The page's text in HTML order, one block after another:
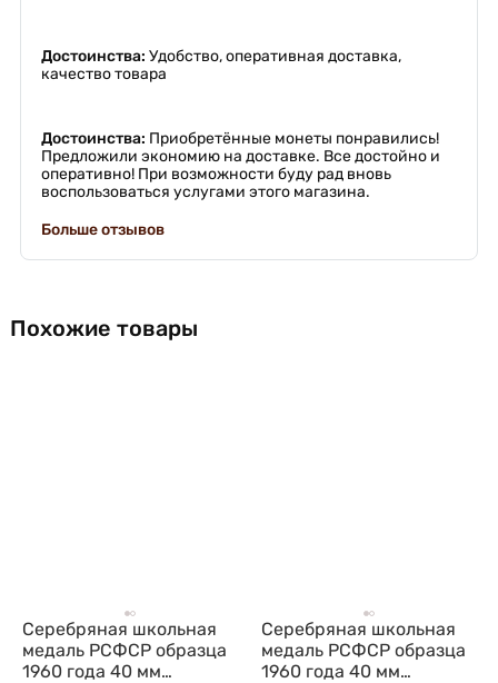
Достоинства: Удобство, оперативная доставка,
качество товара
Достоинства: Приобретённые монеты понравились!
Предложили экономию на доставке. Все достойно и
оперативно! При возможности буду рад вновь
воспользоваться услугами этого магазина.
Больше отзывов
Похожие товары
Серебряная школьная
медаль РСФСР образца
1960 года 40 мм
Серебряная школьная
медаль РСФСР образца
1960 года 40 мм